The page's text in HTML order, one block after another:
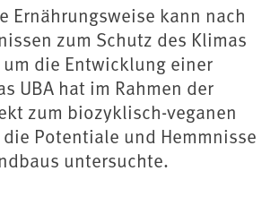
Ernährungsweise kann nach
zum Schutz des Klimas
die Entwicklung einer
UBA hat im Rahmen der
zum biozyklisch-veganen
Potentiale und Hemmnisse
untersuchte.